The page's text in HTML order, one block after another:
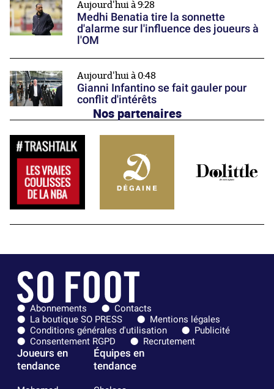
Aujourd'hui à 9:28
Medhi Benatia tire la sonnette
d'alarme sur l'influence des joueurs à
l'OM
Aujourd'hui à 0:48
Gianni Infantino se fait gauler pour
conflit d'intérêts
Nos partenaires
Abonnements
Contacts
La boutique SO PRESS
Mentions légales
Conditions générales d'utilisation
Publicité
Consentement RGPD
Recrutement
Joueurs en
tendance
Équipes en
tendance